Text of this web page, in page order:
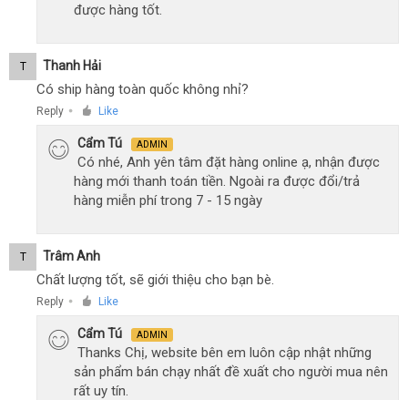
được hàng tốt.
T Thanh Hải
Có ship hàng toàn quốc không nhỉ?
Reply ● Like
Cẩm Tú ADMIN
Có nhé, Anh yên tâm đặt hàng online ạ, nhận được
hàng mới thanh toán tiền. Ngoài ra được đổi/trả
hàng miễn phí trong 7 - 15 ngày
T Trâm Anh
Chất lượng tốt, sẽ giới thiệu cho bạn bè.
Reply ● Like
Cẩm Tú ADMIN
Thanks Chị, website bên em luôn cập nhật những
sản phẩm bán chạy nhất đề xuất cho người mua nên
rất uy tín.